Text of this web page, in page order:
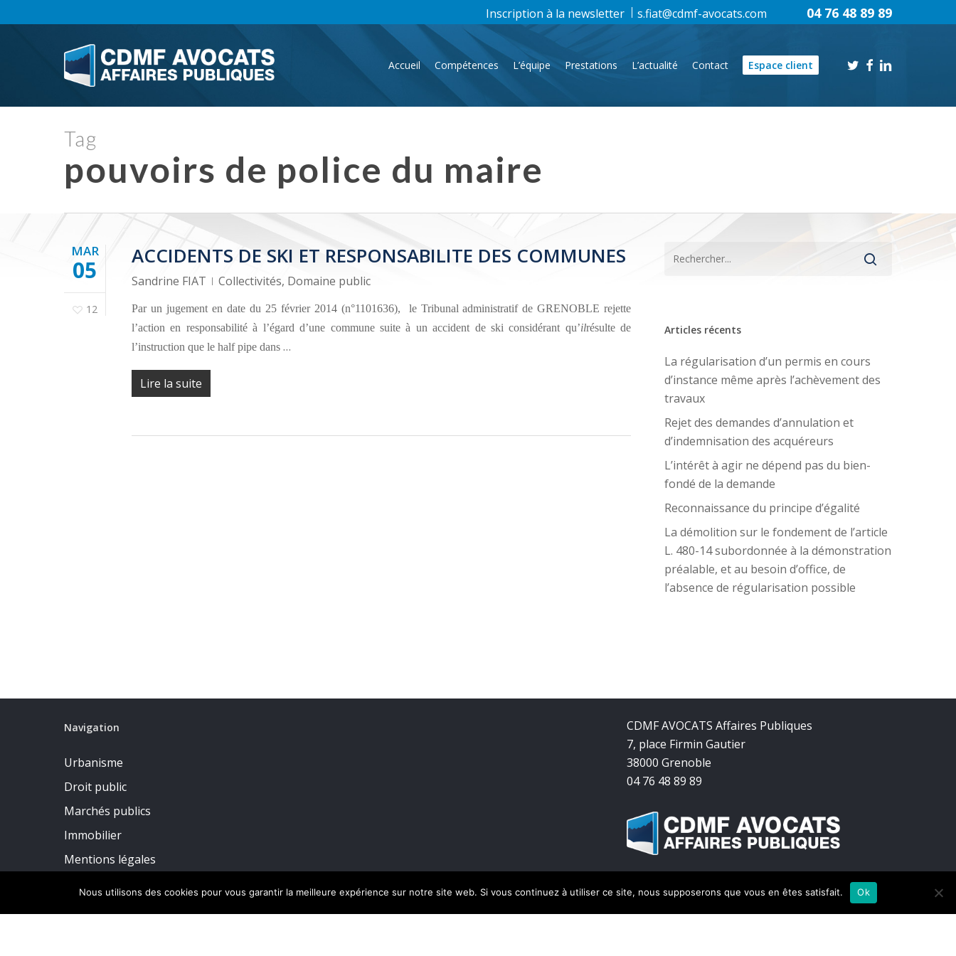
to
Accueil Compétences L’équipe Prestations L’actualité Contact Espace client twitterfacebook
linkedin
Inscription à la newsletter s.fiat@cdmf-avocats.com 04 76 48 89 89
Tag
pouvoirs de police du maire
MAR
05
12
ACCIDENTS DE SKI ET RESPONSABILITE DES COMMUNES
Sandrine FIAT Collectivités, Domaine public
Par un jugement en date du 25 février 2014 (n°1101636),
le Tribunal administratif de GRENOBLE rejette
l’action en responsabilité à l’égard d’une commune suite à un accident de skiconsidérant qu’ilrésulte de
l’instruction que le half pipe dans …
Lire la suite
Articles récents
La régularisation d’un permis en cours
d’instance même après l’achèvement des
travaux
Rejet des demandes d’annulation et
d’indemnisation des acquéreurs
L’intérêt à agir ne dépend pas du bien-
fondé de la demande
Reconnaissance du principe d’égalité
La démolition sur le fondement de l’article
L. 480-14 subordonnée à la démonstration
préalable, et au besoin d’office, de
l’absence de régularisation possible
Navigation
Urbanisme
Droit public
Marchés publics
Immobilier
Mentions légales
CDMF AVOCATS Affaires Publiques
7, place Firmin Gautier
38000 Grenoble
04 76 48 89 89
Nous utilisons des cookies pour vous garantir la meilleure expérience sur notre site web. Si vous continuez à utiliser ce site, nous supposerons que vous en êtes satisfait. Ok